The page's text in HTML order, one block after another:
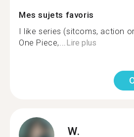
Mes sujets favoris
I like series (sitcoms, action
One Piece,... Lire plus
W.